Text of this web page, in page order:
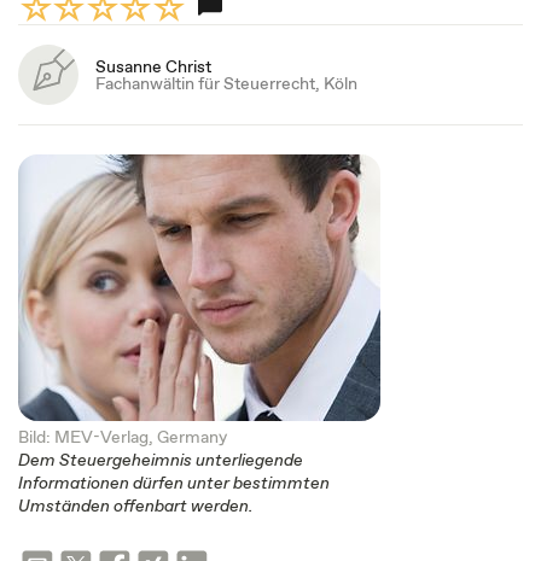
Susanne Christ
Fachanwältin für Steuerrecht, Köln
Bild: MEV-Verlag, Germany
Dem Steuergeheimnis unterliegende
Informationen dürfen unter bestimmten
Umständen offenbart werden.